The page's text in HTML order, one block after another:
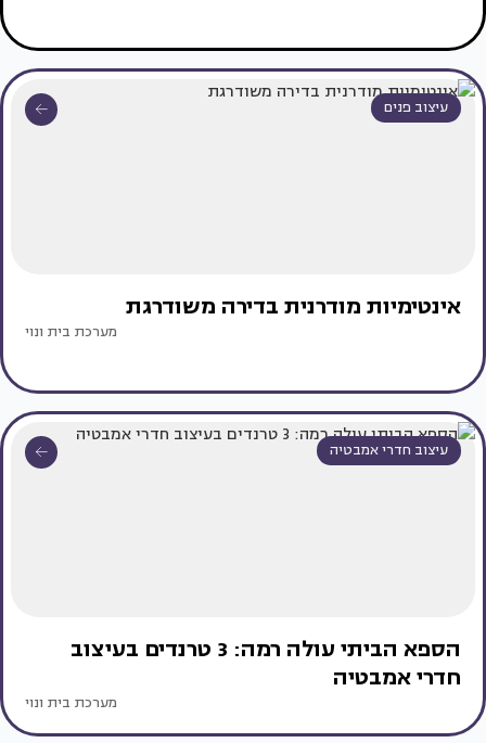
עיצוב פנים
אינטימיות מודרנית בדירה משודרגת
מערכת בית ונוי
עיצוב חדרי אמבטיה
הספא הביתי עולה רמה: 3 טרנדים בעיצוב
חדרי אמבטיה
מערכת בית ונוי